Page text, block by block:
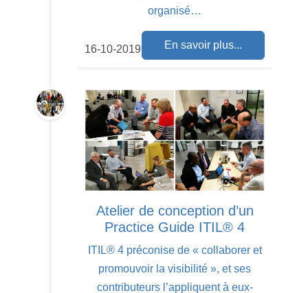
organisé…
En savoir plus...
16-10-2019
Atelier de conception d’un
Practice Guide ITIL® 4
ITIL® 4 préconise de « collaborer et
promouvoir la visibilité », et ses
contributeurs l’appliquent à eux-